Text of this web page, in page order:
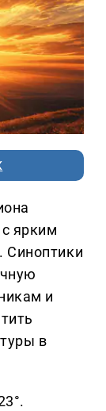
ярким
Синоптики
и
в